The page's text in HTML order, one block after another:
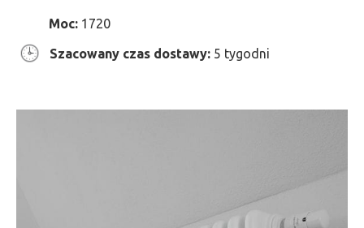
Moc: 1720
Szacowany czas dostawy: 5 tygodni